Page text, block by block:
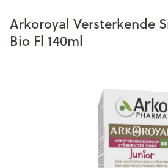
Arkoroyal Versterkende
Bio Fl 140ml